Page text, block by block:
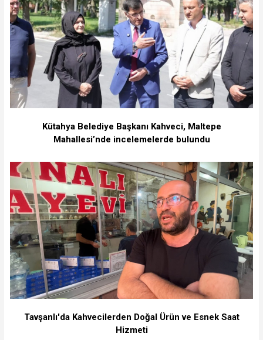
Kütahya Belediye Başkanı Kahveci, Maltepe
Mahallesi’nde incelemelerde bulundu
Tavşanlı'da Kahvecilerden Doğal Ürün ve Esnek Saat
Hizmeti